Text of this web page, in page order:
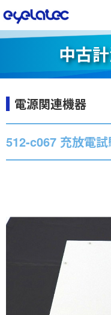
中古
電源関連機器
512-c067 充放電